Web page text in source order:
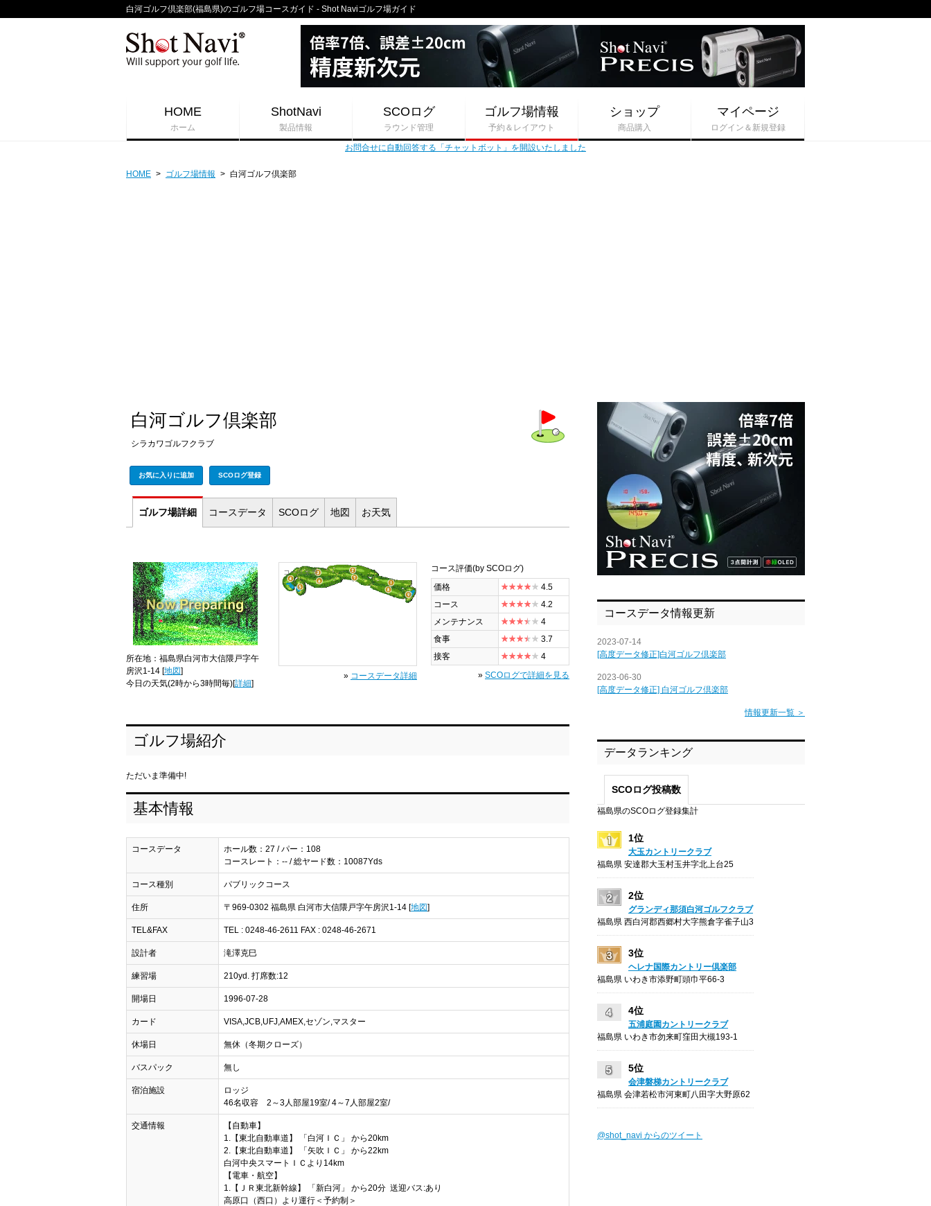
白河ゴルフ倶楽部(福島県)のゴルフ場コースガイド - Shot Naviゴルフ場ガイド
HOME
ホーム
ShotNavi
製品情報
SCOログ
ラウンド管理
ゴルフ場情報
予約＆レイアウト
ショップ
商品購入
マイページ
ログイン＆新規登録
お問合せに自動回答する「チャットボット」を開設いたしました
HOME > ゴルフ場情報 > 白河ゴルフ倶楽部
白河ゴルフ倶楽部
シラカワゴルフクラブ
お気に入りに追加 SCOログ登録
ゴルフ場詳細 コースデータ SCOログ 地図 お天気
所在地：福島県白河市大信隈戸字午
房沢1-14 [地図]
今日の天気(2時から3時間毎)[詳細]
コース全景
» コースデータ詳細
コース評価(by SCOログ)
価格
4.5
コース
4.2
メンテナンス
4
食事
3.7
接客
4
» SCOログで詳細を見る
ゴルフ場紹介
ただいま準備中!
基本情報
コースデータ
ホール数：27 / パー：108
コースレート：-- / 総ヤード数：10087Yds
コース種別 パブリックコース
住所 〒969-0302 福島県 白河市大信隈戸字午房沢1-14 [地図]
TEL&FAX TEL : 0248-46-2611 FAX : 0248-46-2671
設計者 滝澤克巳
練習場 210yd. 打席数:12
開場日 1996-07-28
カード VISA,JCB,UFJ,AMEX,セゾン,マスター
休場日 無休（冬期クローズ）
バスパック 無し
宿泊施設
ロッジ
46名収容 2～3人部屋19室/ 4～7人部屋2室/
交通情報
【自動車】
1.【東北自動車道】 「白河ＩＣ」 から20km
2.【東北自動車道】 「矢吹ＩＣ」 から22km
白河中央スマートＩＣより14km
【電車・航空】
1.【ＪＲ東北新幹線】 「新白河」 から20分 送迎バス:あり
高原口（西口）より運行＜予約制＞
コースデータ情報更新
2023-07-14
[高度データ修正]白河ゴルフ倶楽部
2023-06-30
[高度データ修正] 白河ゴルフ倶楽部
情報更新一覧 ＞
データランキング
SCOログ投稿数
福島県のSCOログ登録集計
1位
大玉カントリークラブ
福島県 安達郡大玉村玉井字北上台25
2位
グランディ那須白河ゴルフクラブ
福島県 西白河郡西郷村大字熊倉字雀子山3
3位
ヘレナ国際カントリー倶楽部
福島県 いわき市添野町頭巾平66-3
4位
五浦庭園カントリークラブ
福島県 いわき市勿来町窪田大槻193-1
5位
会津磐梯カントリークラブ
福島県 会津若松市河東町八田字大野原62
@shot_navi からのツイート